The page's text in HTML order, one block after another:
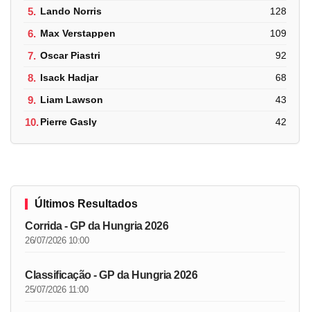
5. Lando Norris 128
6. Max Verstappen 109
7. Oscar Piastri 92
8. Isack Hadjar 68
9. Liam Lawson 43
10.Pierre Gasly 42
Últimos Resultados
Corrida - GP da Hungria 2026
26/07/2026 10:00
Classificação - GP da Hungria 2026
25/07/2026 11:00